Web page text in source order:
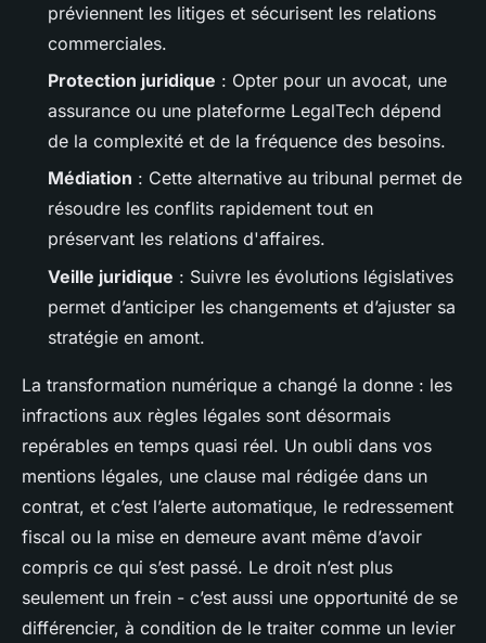
préviennent les litiges et sécurisent les relations
commerciales.
Protection juridique : Opter pour un avocat, une
assurance ou une plateforme LegalTech dépend
de la complexité et de la fréquence des besoins.
Médiation : Cette alternative au tribunal permet de
résoudre les conflits rapidement tout en
préservant les relations d'affaires.
Veille juridique : Suivre les évolutions législatives
permet d’anticiper les changements et d’ajuster sa
stratégie en amont.
La transformation numérique a changé la donne : les
infractions aux règles légales sont désormais
repérables en temps quasi réel. Un oubli dans vos
mentions légales, une clause mal rédigée dans un
contrat, et c’est l’alerte automatique, le redressement
fiscal ou la mise en demeure avant même d’avoir
compris ce qui s’est passé. Le droit n’est plus
seulement un frein - c’est aussi une opportunité de se
différencier, à condition de le traiter comme un levier